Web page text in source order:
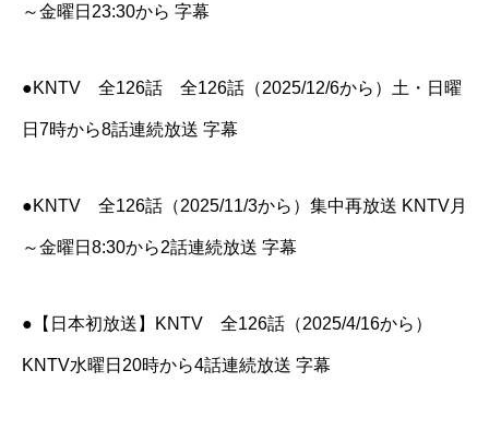
～金曜日23:30から 字幕
●KNTV 全126話 全126話（2025/12/6から）土・日曜
日7時から8話連続放送 字幕
●KNTV 全126話（2025/11/3から）集中再放送 KNTV月
～金曜日8:30から2話連続放送 字幕
●【日本初放送】KNTV 全126話（2025/4/16から）
KNTV水曜日20時から4話連続放送 字幕